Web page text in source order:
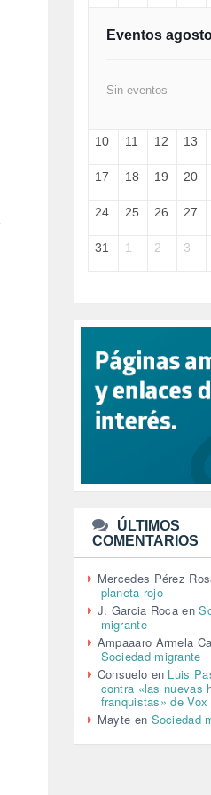
FELICIDAD (1)
FRANCISCO (5)
HUGO ZÁRATE (30)
I A (2)
INDEPENDENCIA
INTELIGENCIA
JANE GOODDALL
JAZZ (1)
JÓVENES (28)
JUSTICIA (13)
LEÓN XIV (5)
LGTBI (1)
MEMORIA
MONARQUÍA (26)
NATURALEZA (1)
PALESTINA (8)
PARTICIPACIÓN
PAZ (2)
PENSIONES (12)
PEPE MUJICA (2)
PESCADORES (1)
POBREZA (2)
Eventos
Sin eventos
10 11 12 13
17 18 19 20
24 25 26 27
31 1 2 3
ÚLTIMOS
COMENTARIOS
Mercedes Pérez
planeta rojo
J. Garcia Roca en
migrante
Ampaaaro Armela
Sociedad migrante
Consuelo en Luis
contra «las nuevas
franquistas» de Vox
Mayte en Sociedad